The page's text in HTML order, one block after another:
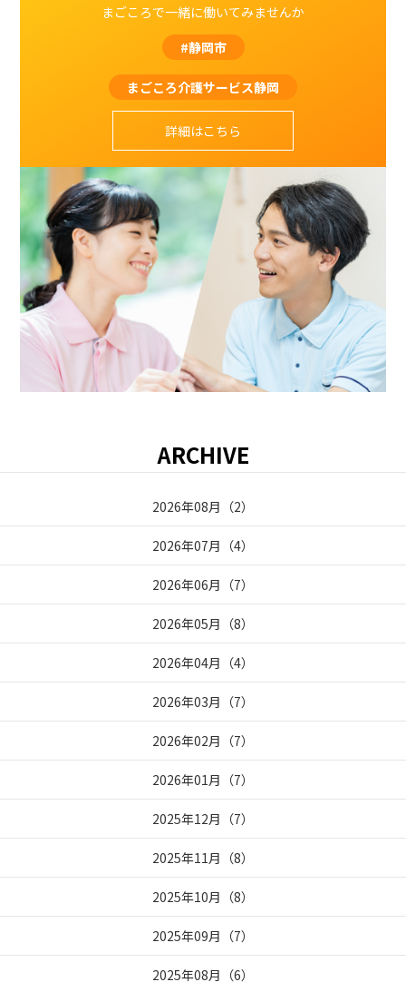
まごころで一緒に働いてみませんか
#静岡市
まごころ介護サービス静岡
詳細はこちら
ARCHIVE
2026年08月 （2）
2026年07月 （4）
2026年06月 （7）
2026年05月 （8）
2026年04月 （4）
2026年03月 （7）
2026年02月 （7）
2026年01月 （7）
2025年12月 （7）
2025年11月 （8）
2025年10月 （8）
2025年09月 （7）
2025年08月 （6）